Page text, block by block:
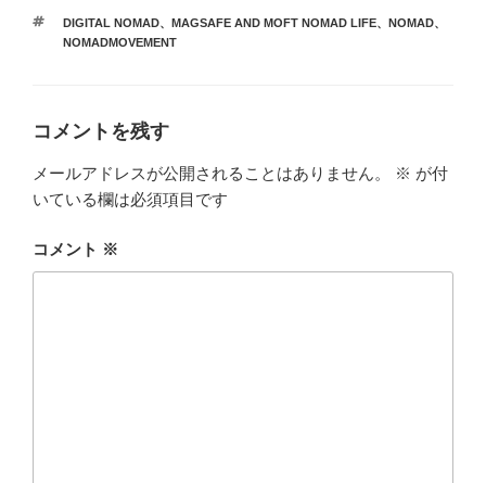
リ
ー
タ
グ
DIGITAL NOMAD、 MAGSAFE AND MOFT NOMAD LIFE、 NOMAD、
NOMADMOVEMENT
コメントを残す
メールアドレスが公開されることはありません。 ※ が付
いている欄は必須項目です
コメント ※